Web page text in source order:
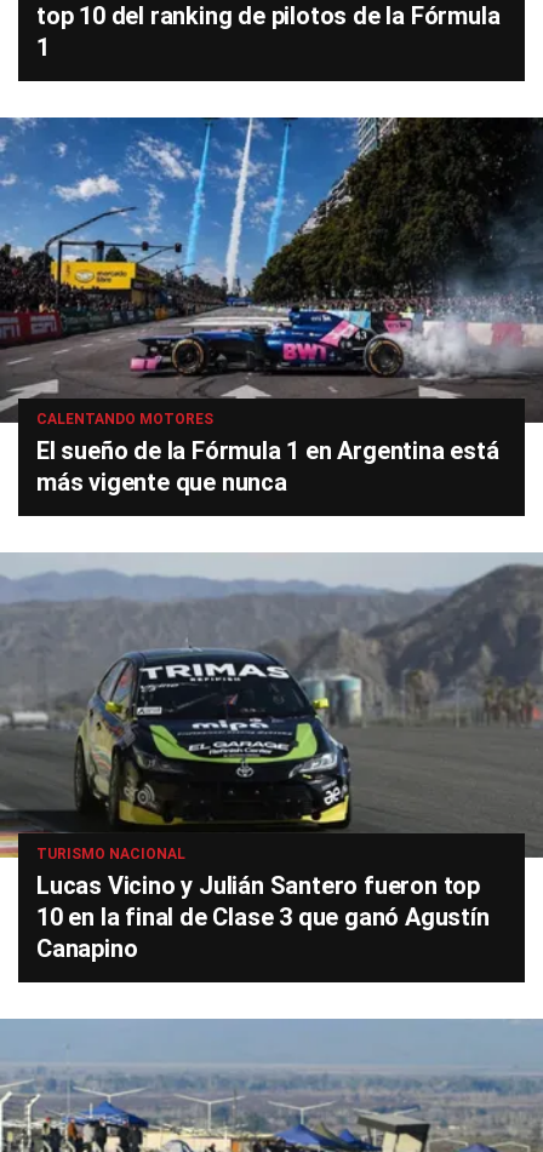
top 10 del ranking de pilotos de la Fórmula
1
CALENTANDO MOTORES
El sueño de la Fórmula 1 en Argentina está
más vigente que nunca
TURISMO NACIONAL
Lucas Vicino y Julián Santero fueron top
10 en la final de Clase 3 que ganó Agustín
Canapino